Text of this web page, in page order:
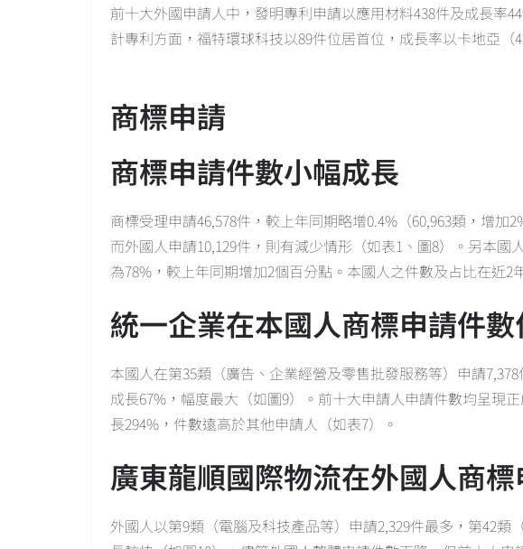
前十大外國申請人中，發明專利申請以應用材料438件及成長率
計專利方面，福特環球科技以89件位居首位，成長率以卡地亞（
商標申請
商標申請件數小幅成長
商標受理申請46,578件，較上年同期略增0.4%（60,963類，增加
而外國人申請10,129件，則有減少情形（如表1、圖8）。另本
為78%，較上年同期增加2個百分點。本國人之件數及占比在近2
統一企業在本國人商標申請件
本國人在第35類（廣告、企業經營及零售批發服務等）申請
成長67%，幅度最大（如圖9）。前十大申請人申請件數均呈現
長294%，件數遠高於其他申請人（如表7）。
廣東龍順國際物流在外國人商
外國人以第9類（電腦及科技產品等）申請2,329件最多，第42類